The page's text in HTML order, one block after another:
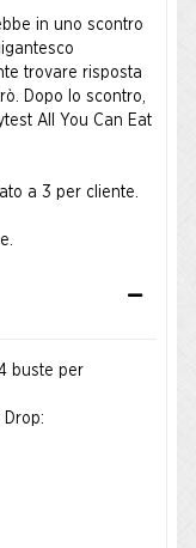
in uno scontro
trovare risposta
Dopo lo scontro,
All You Can Eat
a 3 per cliente.
buste per
Drop: